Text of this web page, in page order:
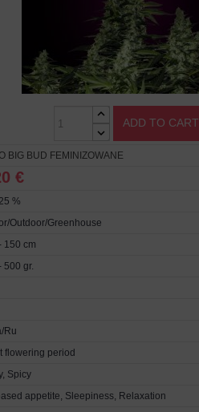
ADD TO CART
BIG BUD FEMINIZOWANE
€
%
Outdoor/Greenhouse
150 cm
500 gr.
Ru
flowering period
Spicy
appetite, Sleepiness, Relaxation